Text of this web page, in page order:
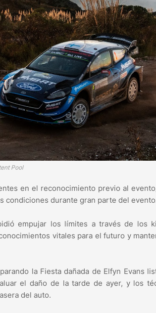
Pool
en el reconocimiento previo al
condiciones durante gran parte del
empujar los límites a través de los
vitales para el futuro y
la Fiesta dañada de Elfyn Evans
el daño de la tarde de ayer, y los
del auto.